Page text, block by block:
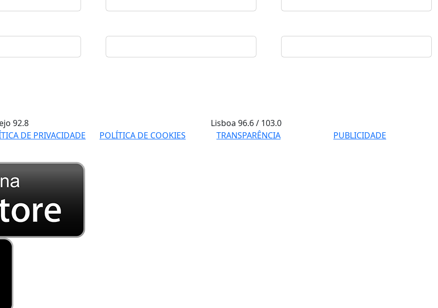
92.8 Lisboa96.6 / 103.0
DE PRIVACIDADE POLÍTICA DE COOKIES TRANSPARÊNCIA
PUBLICIDADE